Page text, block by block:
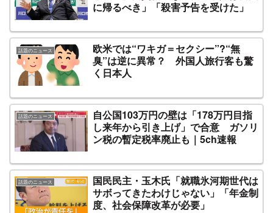
に帰るべき」「殺害予告を受けた」
話題のニュース
欧米では“ワキガ＝セクシー”?“無
臭”は逆に異常？ 外国人旅行客も驚
く日本人
話題のニュース
自公国103万円の壁は「178万円目指
し来年から引き上げ」で合意 ガソリ
ン税の暫定税率廃止も｜5ch速報
話題のニュース
国民民主・玉木氏「就職氷河期世代は
サボってきたわけじゃない」「年金制
度、社会保障改革が必要」